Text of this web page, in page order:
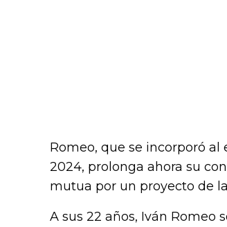
Romeo, que se incorporó
2024, prolonga ahora su
mutua por un proyecto de
A sus 22 años, Iván Romeo